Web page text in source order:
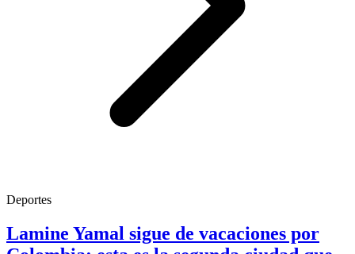
Deportes
Lamine Yamal sigue de vacaciones por